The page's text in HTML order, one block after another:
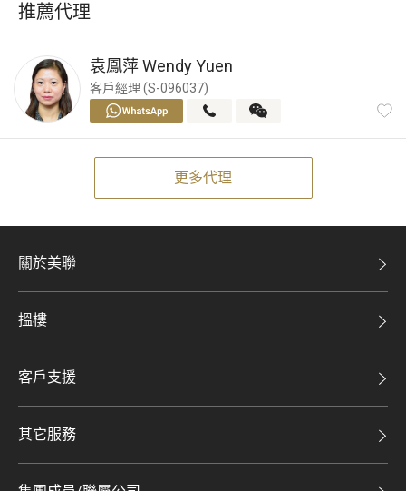
推薦代理
袁鳳萍Wendy Yuen
客戶經理 (S-096037)
更多代理
關於美聯
美聯集團
集團動態
人才招募
網站地圖
搵樓
二手盤
買賣流程
客戶支援
自助放盤
豪宅分行
其它服務
豪宅資訊